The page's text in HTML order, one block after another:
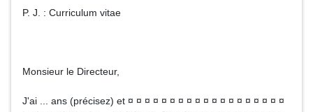
P. J. : Curriculum vitae
Monsieur le Directeur,
J'ai ... ans (précisez) et ¤ ¤ ¤ ¤ ¤ ¤ ¤ ¤ ¤ ¤ ¤ ¤ ¤ ¤ ¤ ¤ ¤ ¤ ¤